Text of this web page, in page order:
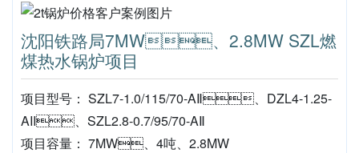
沈阳铁路局7MW、2.8MW SZL燃
煤热水锅炉项目
项目型号： SZL7-1.0/115/70-AⅡ、DZL4-1.25-
AII、SZL2.8-0.7/95/70-AⅡ
项目容量： 7MW、4吨、2.8MW